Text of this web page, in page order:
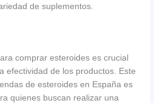
de suplementos.
comprar esteroides es crucial
efectividad de los productos. Este
de esteroides en España es
quienes buscan realizar una